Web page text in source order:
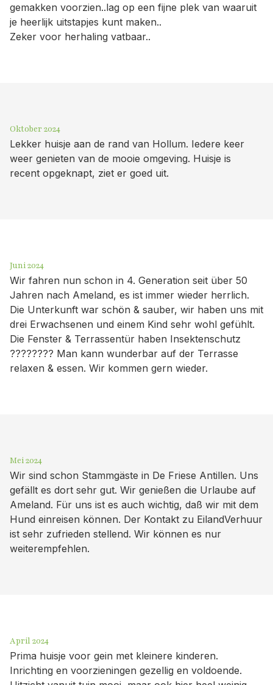
gemakken voorzien..lag op een fijne plek van waaruit
je heerlijk uitstapjes kunt maken..
Zeker voor herhaling vatbaar..
Oktober 2024
Lekker huisje aan de rand van Hollum. Iedere keer
weer genieten van de mooie omgeving. Huisje is
recent opgeknapt, ziet er goed uit.
Juni 2024
Wir fahren nun schon in 4. Generation seit über 50
Jahren nach Ameland, es ist immer wieder herrlich.
Die Unterkunft war schön & sauber, wir haben uns mit
drei Erwachsenen und einem Kind sehr wohl gefühlt.
Die Fenster & Terrassentür haben Insektenschutz
???????? Man kann wunderbar auf der Terrasse
relaxen & essen. Wir kommen gern wieder.
Mei 2024
Wir sind schon Stammgäste in De Friese Antillen. Uns
gefällt es dort sehr gut. Wir genießen die Urlaube auf
Ameland. Für uns ist es auch wichtig, daß wir mit dem
Hund einreisen können. Der Kontakt zu EilandVerhuur
ist sehr zufrieden stellend. Wir können es nur
weiterempfehlen.
April 2024
Prima huisje voor gein met kleinere kinderen.
Inrichting en voorzieningen gezellig en voldoende.